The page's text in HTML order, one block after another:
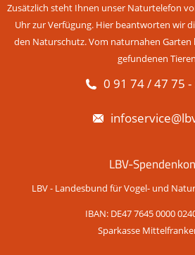
Zusätzlich steht Ihnen unser Naturtelefon
Uhr zur Verfügung. Hier beantworten wir
den Naturschutz. Vom naturnahen Garten
gefundenen
0 91 74 / 47 75 -
LBV-
LBV - Landesbund für Vogel- und
IBAN: DE47 7645 0000
Sparkasse